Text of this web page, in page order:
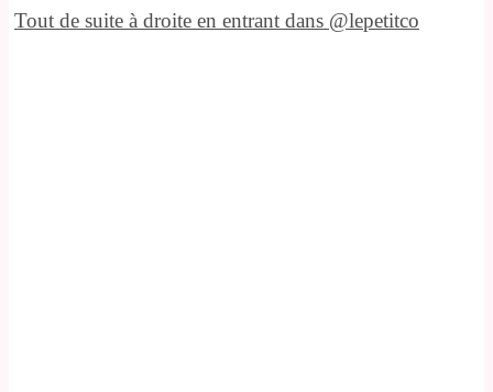
Tout de suite à droite en entrant dans @lepetitco